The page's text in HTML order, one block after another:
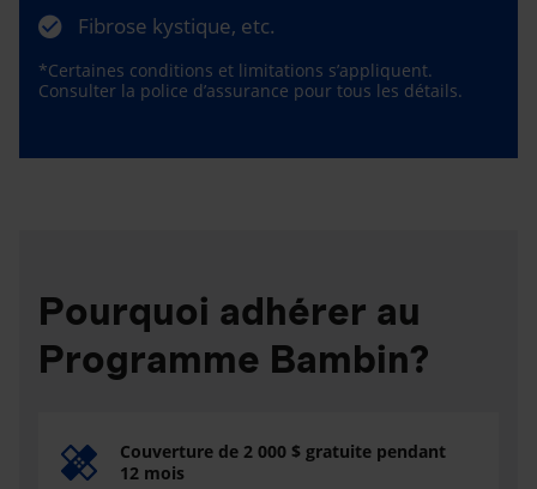
Fibrose kystique, etc.
*Certaines conditions et limitations s’appliquent.
Consulter la police d’assurance pour tous les détails.
Pourquoi adhérer au
Programme Bambin?
Couverture de 2 000 $ gratuite pendant
12 mois